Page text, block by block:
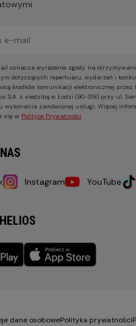
oznacza wyrażenie zgody na
dotyczących repertuaru, wydarzeń i
środków komunikacji elektronicznej
S.A. z siedzibą w Łodzi (90-318) przy ul.
wykonania zamówionej usługi. Więcej
się w Polityce Prywatności.
Instagram YouTube
dane osobowePolityka prywatności